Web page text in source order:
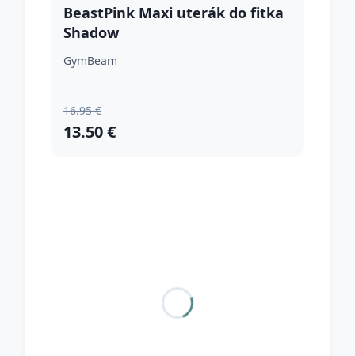
BeastPink Maxi uterák do fitka
Shadow
GymBeam
16.95 €
13.50 €